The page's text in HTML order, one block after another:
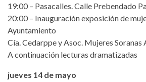
19:00 – Pasacalles. Calle Prebendado
20:00 – Inauguración exposición de
Ayuntamiento
Cía. Cedarppe y Asoc. Mujeres Soranas
A continuación lecturas dramatizadas
jueves 14 de mayo